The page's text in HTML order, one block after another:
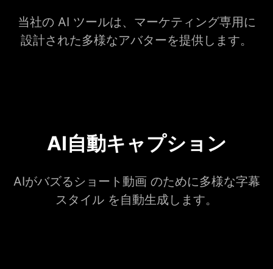
当社の AI ツールは、マーケティング専用に
設計された多様なアバターを提供します。
AI自動キャプション
AIがバズるショート動画 のために多様な字幕
スタイル を自動生成します。